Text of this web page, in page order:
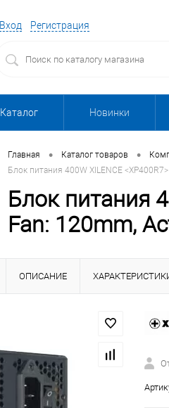
Вход Регистрация
Каталог Новинки
Главная • Каталог товаров •
Блок питания 400W XILENCE
Блок питания
Fan: 120mm,
ОПИСАНИЕ